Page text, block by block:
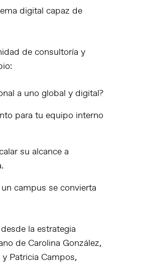
digital capaz de
de consultoría y
a uno global y digital?
para tu equipo interno
su alcance a
campus se convierta
la estrategia
de Carolina González,
y Patricia Campos,